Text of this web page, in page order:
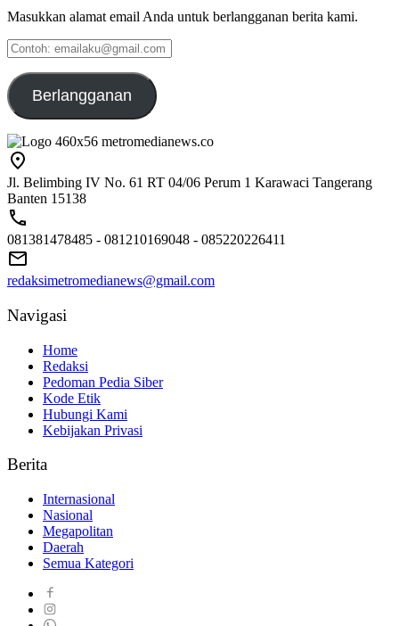
Masukkan alamat email Anda untuk berlangganan berita kami.
Contoh:
emailaku@gmail.com
Berlangganan
Jl. Belimbing IV No. 61 RT 04/06 Perum 1 Karawaci Tangerang
Banten 15138
081381478485 - 081210169048 - 085220226411
redaksimetromedianews@gmail.com
Navigasi
Home
Redaksi
Pedoman Pedia Siber
Kode Etik
Hubungi Kami
Kebijakan Privasi
Berita
Internasional
Nasional
Megapolitan
Daerah
Semua Kategori